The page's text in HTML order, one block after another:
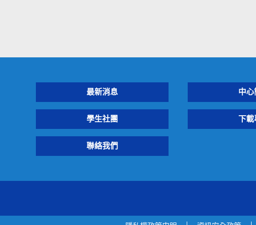
最新消息 中心
學生社團 下載
聯絡我們